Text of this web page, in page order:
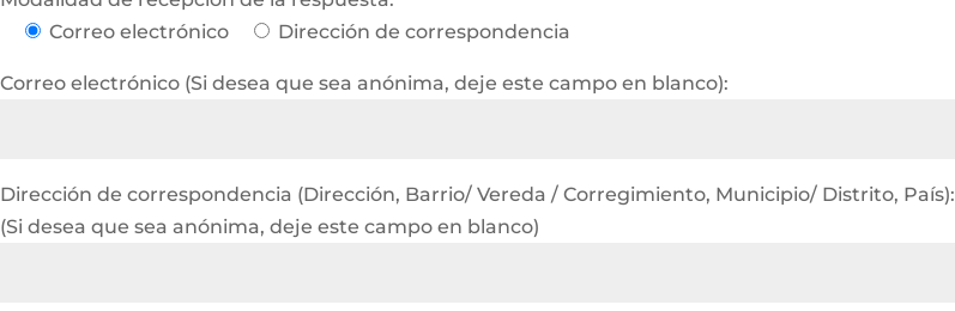
Correo electrónico
Dirección de correspondencia
Correo electrónico (Si desea que sea anónima, deje este campo en blanco):
Dirección de correspondencia (Dirección, Barrio/ Vereda / Corregimiento, Municipio/ Distrito, País):
(Si desea que sea anónima, deje este campo en blanco)